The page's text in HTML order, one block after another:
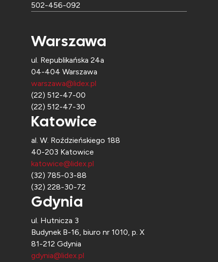
502-456-092
Warszawa
ul. Republikańska 24a
04-404 Warszawa
warszawa@lidex.pl
(22) 512-47-00
(22) 512-47-30
Katowice
al. W. Roździeńskiego 188
40-203 Katowice
katowice@lidex.pl
(32) 785-03-88
(32) 228-30-72
Gdynia
ul. Hutnicza 3
Budynek B-16, biuro nr 1010, p. X
81-212 Gdynia
gdynia@lidex.pl